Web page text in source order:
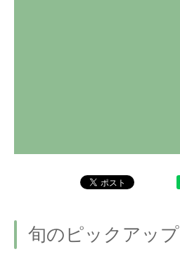
旬のピックアップ